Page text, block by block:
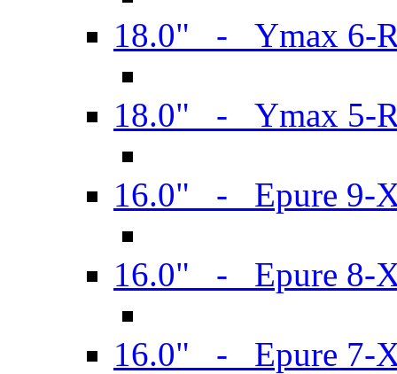
18.0" - Ymax 6-
18.0" - Ymax 5-
16.0" - Epure 9-
16.0" - Epure 8-
16.0" - Epure 7-